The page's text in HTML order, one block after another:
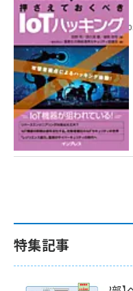
ハッキング
2022年6月14日
特集記事